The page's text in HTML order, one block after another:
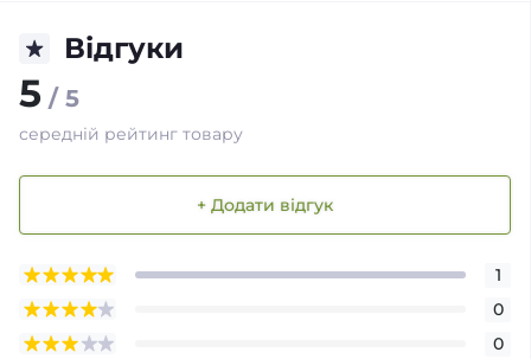
Відгуки
5 / 5
середній рейтинг товару
+ Додати відгук
1
0
0